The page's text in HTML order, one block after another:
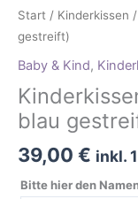
Start / Kinderkissen
gestreift)
Baby & Kind,
blau
39,00 € inkl.
Bitte hier den